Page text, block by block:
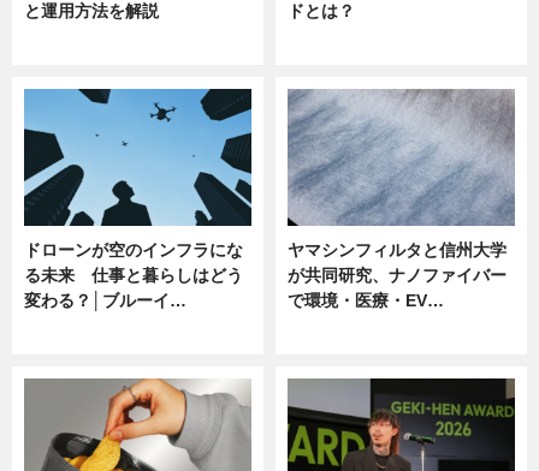
と運用方法を解説
ドとは？
ドローンが空のインフラにな
る未来 仕事と暮らしはどう
変わる？│ブルーイ…
ヤマシンフィルタと信州大学
が共同研究、ナノファイバー
で環境・医療・EV…